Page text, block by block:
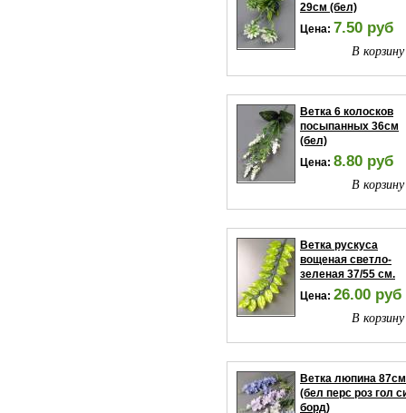
29см (бел)
Цена: 7.50 руб
В
Ветка 6 колосков
посыпанных 36см
(бел)
Цена: 8.80 руб
В
Ветка рускуса
вощеная светло-
зеленая 37/55 см.
Цена: 26.00 руб
В
Ветка люпина 87см
(бел перс роз гол
борд)